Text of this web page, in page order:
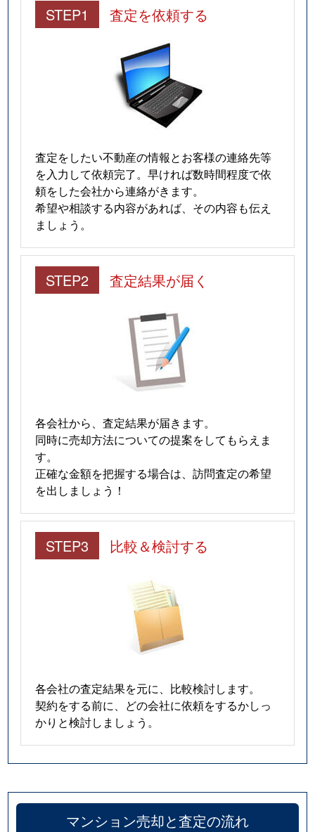
STEP1 査定を依頼する
査定をしたい不動産の情報とお客様の連絡先等
を入力して依頼完了。早ければ数時間程度で依
頼をした会社から連絡がきます。
希望や相談する内容があれば、その内容も伝え
ましょう。
STEP2 査定結果が届く
各会社から、査定結果が届きます。
同時に売却方法についての提案をしてもらえま
す。
正確な金額を把握する場合は、訪問査定の希望
を出しましょう！
STEP3 比較＆検討する
各会社の査定結果を元に、比較検討します。
契約をする前に、どの会社に依頼をするかしっ
かりと検討しましょう。
マンション売却と査定の流れ